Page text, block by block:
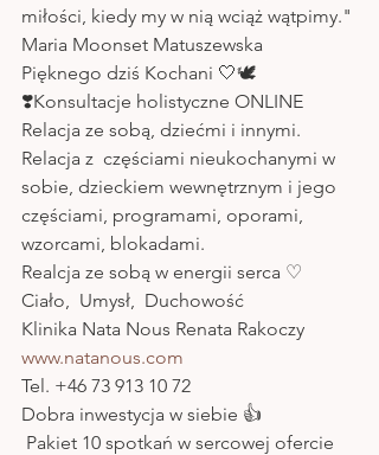
miłości, kiedy my w nią wciąż wątpimy."
Maria Moonset Matuszewska
Pięknego dziś Kochani 🤍🕊
❣️Konsultacje holistyczne ONLINE
Relacja ze sobą, dziećmi i innymi.
Relacja z  częściami nieukochanymi w
sobie, dzieckiem wewnętrznym i jego
częściami, programami, oporami,
wzorcami, blokadami.
Realcja ze sobą w energii serca ♡
Ciało,  Umysł,  Duchowość
Klinika Nata Nous Renata Rakoczy
www.natanous.com
Tel. +46 73 913 10 72
Dobra inwestycja w siebie 👍
Pakiet 10 spotkań w sercowej ofercie